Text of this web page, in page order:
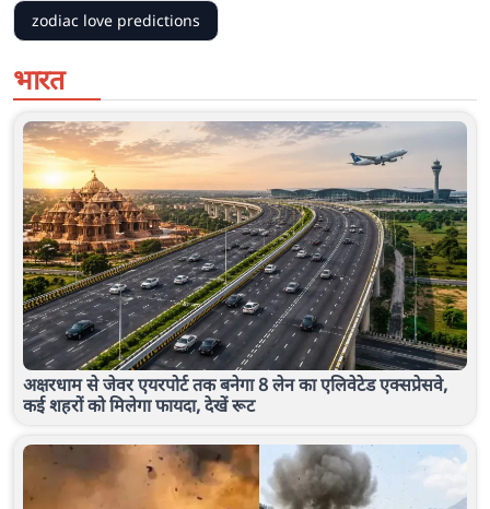
zodiac love predictions
भारत
अक्षरधाम से जेवर एयरपोर्ट तक बनेगा 8 लेन का एलिवेटेड एक्सप्रेसवे,
कई शहरों को मिलेगा फायदा, देखें रूट